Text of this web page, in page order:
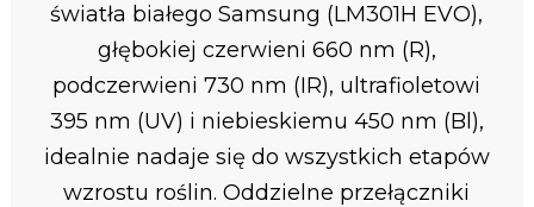
światła białego Samsung (LM301H EVO),
głębokiej czerwieni 660 nm (R),
podczerwieni 730 nm (IR), ultrafioletowi
395 nm (UV) i niebieskiemu 450 nm (Bl),
idealnie nadaje się do wszystkich etapów
wzrostu roślin. Oddzielne przełączniki